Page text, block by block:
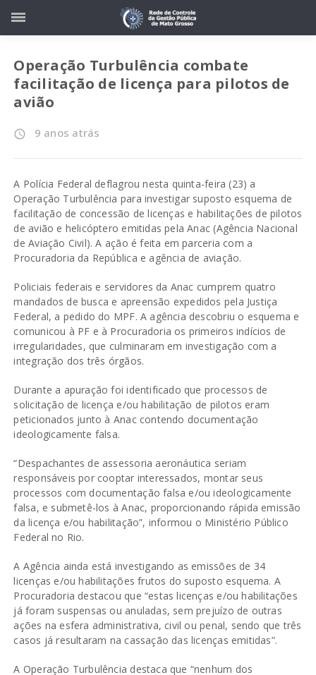
Operação Turbulência combate
facilitação de licença para pilotos de
avião
access_time 9 anos atrás
A Polícia Federal deflagrou nesta quinta-feira (23) a
Operação Turbulência para investigar suposto esquema de
facilitação de concessão de licenças e habilitações de pilotos
de avião e helicóptero emitidas pela Anac (Agência Nacional
de Aviação Civil). A ação é feita em parceria com a
Procuradoria da República e agência de aviação.
Policiais federais e servidores da Anac cumprem quatro
mandados de busca e apreensão expedidos pela Justiça
Federal, a pedido do MPF. A agência descobriu o esquema e
comunicou à PF e à Procuradoria os primeiros indícios de
irregularidades, que culminaram em investigação com a
integração dos três órgãos.
Durante a apuração foi identificado que processos de
solicitação de licença e/ou habilitação de pilotos eram
peticionados junto à Anac contendo documentação
ideologicamente falsa.
“Despachantes de assessoria aeronáutica seriam
responsáveis por cooptar interessados, montar seus
processos com documentação falsa e/ou ideologicamente
falsa, e submetê-los à Anac, proporcionando rápida emissão
da licença e/ou habilitação”, informou o Ministério Público
Federal no Rio.
A Agência ainda está investigando as emissões de 34
licenças e/ou habilitações frutos do suposto esquema. A
Procuradoria destacou que “estas licenças e/ou habilitações
já foram suspensas ou anuladas, sem prejuízo de outras
ações na esfera administrativa, civil ou penal, sendo que três
casos já resultaram na cassação das licenças emitidas”.
A Operação Turbulência destaca que “nenhum dos